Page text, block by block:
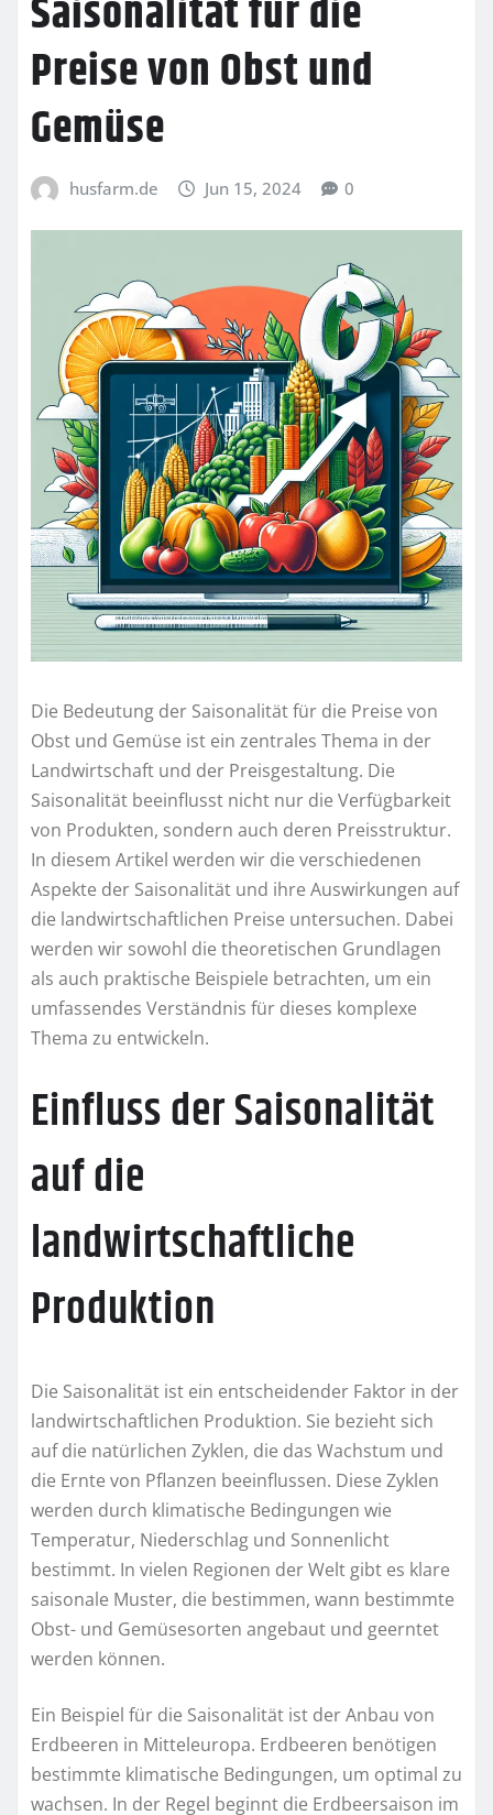
Saisonalität für die
Preise von Obst und
Gemüse
husfarm.de Jun 15, 2024 0
Die Bedeutung der Saisonalität für die Preise von
Obst und Gemüse ist ein zentrales Thema in der
Landwirtschaft und der Preisgestaltung. Die
Saisonalität beeinflusst nicht nur die Verfügbarkeit
von Produkten, sondern auch deren Preisstruktur.
In diesem Artikel werden wir die verschiedenen
Aspekte der Saisonalität und ihre Auswirkungen auf
die landwirtschaftlichen Preise untersuchen. Dabei
werden wir sowohl die theoretischen Grundlagen
als auch praktische Beispiele betrachten, um ein
umfassendes Verständnis für dieses komplexe
Thema zu entwickeln.
Einfluss der Saisonalität
auf die
landwirtschaftliche
Produktion
Die Saisonalität ist ein entscheidender Faktor in der
landwirtschaftlichen Produktion. Sie bezieht sich
auf die natürlichen Zyklen, die das Wachstum und
die Ernte von Pflanzen beeinflussen. Diese Zyklen
werden durch klimatische Bedingungen wie
Temperatur, Niederschlag und Sonnenlicht
bestimmt. In vielen Regionen der Welt gibt es klare
saisonale Muster, die bestimmen, wann bestimmte
Obst- und Gemüsesorten angebaut und geerntet
werden können.
Ein Beispiel für die Saisonalität ist der Anbau von
Erdbeeren in Mitteleuropa. Erdbeeren benötigen
bestimmte klimatische Bedingungen, um optimal zu
wachsen. In der Regel beginnt die Erdbeersaison im